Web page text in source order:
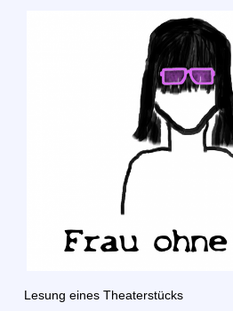
Lesung eines Theaterstücks